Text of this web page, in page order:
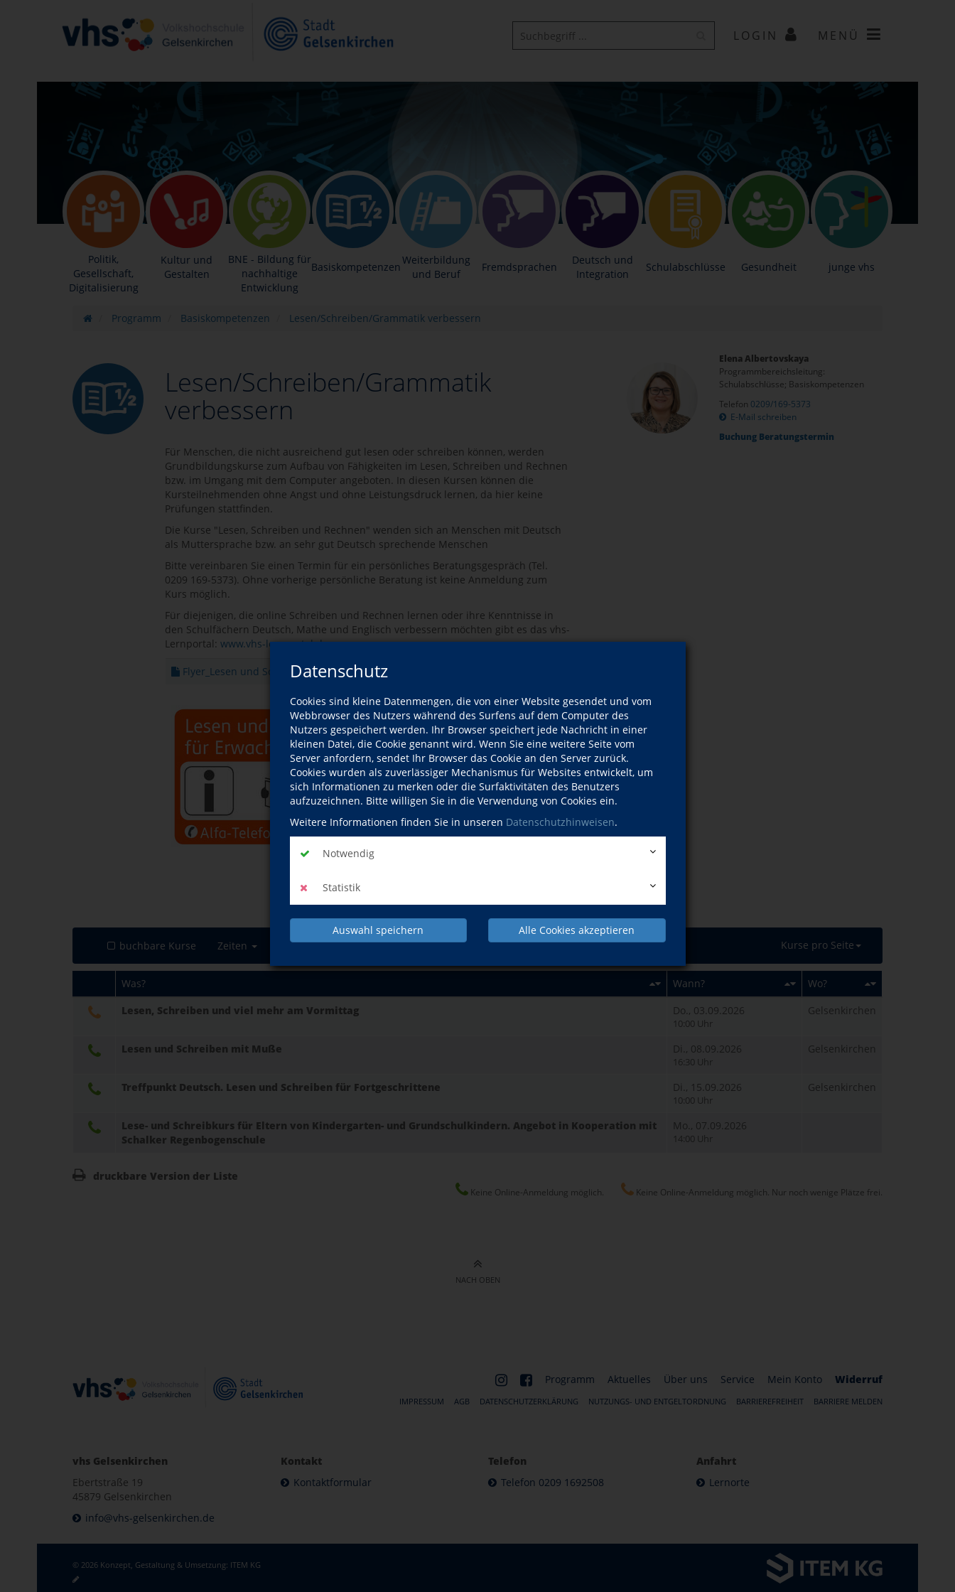
Datenschutz
Cookies sind kleine Datenmengen, die von einer Website gesendet und vom
Webbrowser des Nutzers während des Surfens auf dem Computer des
Nutzers gespeichert werden. Ihr Browser speichert jede Nachricht in einer
kleinen Datei, die Cookie genannt wird. Wenn Sie eine weitere Seite vom
Server anfordern, sendet Ihr Browser das Cookie an den Server zurück.
Cookies wurden als zuverlässiger Mechanismus für Websites entwickelt, um
sich Informationen zu merken oder die Surfaktivitäten des Benutzers
aufzuzeichnen. Bitte willigen Sie in die Verwendung von Cookies ein.
Weitere Informationen finden Sie in unseren Datenschutzhinweisen.
Notwendig
Statistik
Auswahl speichern Alle Cookies akzeptieren
LOGIN MENÜ
Politik,
Gesellschaft,
Digitalisierung
Kultur und
Gestalten
BNE - Bildung für
nachhaltige
Entwicklung
Basiskompetenzen
Weiterbildung
und Beruf
Fremdsprachen
Deutsch und
Integration
Schulabschlüsse Gesundheit junge vhs
Programm Basiskompetenzen Lesen/Schreiben/Grammatik verbessern
Lesen/Schreiben/Grammatik
verbessern
Für Menschen, die nicht ausreichend gut lesen oder schreiben können, werden
Grundbildungskurse zum Aufbau von Fähigkeiten im Lesen, Schreiben und Rechnen
bzw. im Umgang mit dem Computer angeboten. In diesen Kursen können die
Kursteilnehmenden ohne Angst und ohne Leistungsdruck lernen, da hier keine
Prüfungen stattfinden.
Die Kurse "Lesen, Schreiben und Rechnen" wenden sich an Menschen mit Deutsch
als Muttersprache bzw. an sehr gut Deutsch sprechende Menschen
Bitte vereinbaren Sie einen Termin für ein persönliches Beratungsgespräch (Tel.
0209 169-5373). Ohne vorherige persönliche Beratung ist keine Anmeldung zum
Kurs möglich.
Für diejenigen, die online Schreiben und Rechnen lernen oder ihre Kenntnisse in
den Schulfächern Deutsch, Mathe und Englisch verbessern möchten gibt es das vhs-
Lernportal: www.vhs-lernportal.de.
Flyer_Lesen und Schreiben.pdf
Elena Albertovskaya
Programmbereichsleitung:
Schulabschlüsse; Basiskompetenzen
Telefon 0209/169-5373
E-Mail schreiben
Buchung Beratungstermin
buchbare Kurse Zeiten Kurse pro Seite
Was? Wann?
Wo?
Lesen, Schreiben und viel mehr am Vormittag
Do., 03.09.2026
10:00 Uhr
Gelsenkirchen
Lesen und Schreiben mit Muße Di., 08.09.2026
16:30 Uhr
Gelsenkirchen
Treffpunkt Deutsch. Lesen und Schreiben für Fortgeschrittene Di., 15.09.2026
10:00 Uhr
Gelsenkirchen
Lese- und Schreibkurs für Eltern von Kindergarten- und Grundschulkindern. Angebot in Kooperation mit
Schalker Regenbogenschule
Mo., 07.09.2026
14:00 Uhr
Keine Online-Anmeldung möglich. Keine Online-Anmeldung möglich. Nur noch wenige Plätze frei.
druckbare Version der Liste
NACH OBEN
Programm Aktuelles Über uns Service Mein Konto Widerruf
IMPRESSUM AGB DATENSCHUTZERKLÄRUNG NUTZUNGS- UND ENTGELTORDNUNG BARRIEREFREIHEIT BARRIERE MELDEN
vhs Gelsenkirchen
Ebertstraße 19
45879 Gelsenkirchen
info@vhs-gelsenkirchen.de
Kontakt
Kontaktformular
Telefon
Telefon 0209 1692508
Anfahrt
Lernorte
© 2026 Konzept, Gestaltung & Umsetzung: ITEM KG